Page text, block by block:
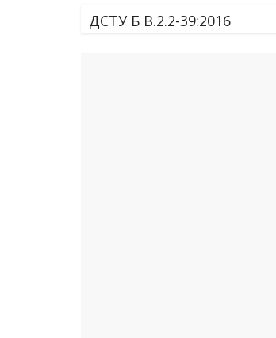
ДСТУ Б В.2.2-39:2016